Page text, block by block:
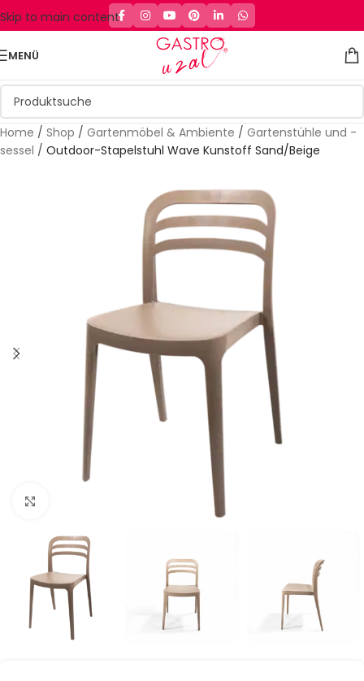
Skip to main content
MENÜ
Home / Shop / Gartenmöbel & Ambiente / Gartenstühle und -
sessel / Outdoor-Stapelstuhl Wave Kunstoff Sand/Beige